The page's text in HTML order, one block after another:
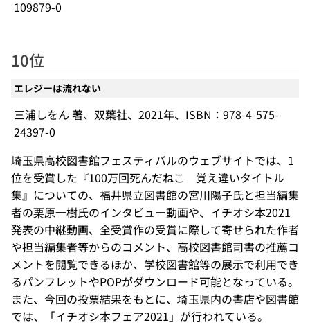
109879-0
10位
エレジーは流れない
三浦しをん 著、双葉社、2021年、ISBN：978-4-575-
24397-0
埼玉県高校図書館フェスティバルのウェブサイトでは、1
位を受賞した『100万回死んだねこ 覚え違いタイトル
集』についての、福井県立図書館の宮川陽子氏と担当編集
者の栗原一樹氏のインタビュー動画や、イチオシ本2021
発表の中継動画、全受賞作の受賞に際して寄せられた作者
や担当編集者等からのコメント、高校図書館司書の推薦コ
メントを閲覧できるほか、学校図書館等の展示で利用でき
るパンフレットやPOPがダウンロード可能となっている。
また、今回の投票結果をもとに、埼玉県内の書店や図書館
では、「イチオシ本フェア2021」が行われている。